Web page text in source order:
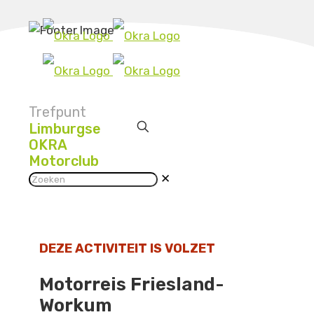
Trefpunt
Limburgse
OKRA
Motorclub
✕
DEZE ACTIVITEIT IS VOLZET
Motorreis Friesland-
Workum